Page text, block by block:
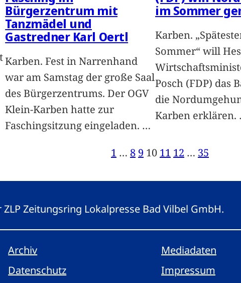
Bürgerzentrum mit
Tanzmädel und
Gastredner Karl Oertl
Karben. Fest in Narrenhand
war am Samstag der große Saal
des Bürgerzentrums. Der OGV
Klein-Karben hatte zur
Faschingsitzung eingeladen. …
im Sommer
Karben.
Sommer“ will
Posch (FDP) das
die
Karben erklären.
1 … 8 9 10 11 12 … 35
Zeitungsring Lokalpresse Bad Vilbel GmbH.
Archiv Mediadaten
Datenschutz Impressum